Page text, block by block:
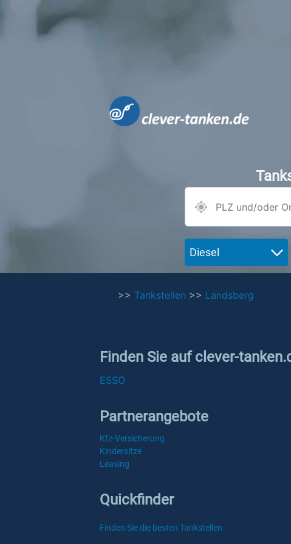
Diesel
>> Tankstellen >> Landsberg
Finden Sie auf clever-
ESSO
Partnerangebote
Kfz-Versicherung
Kindersitze
Leasing
Quickfinder
Finden Sie die besten Tankstellen